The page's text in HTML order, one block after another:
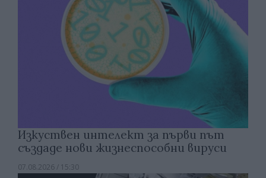
Изкуствен интелект за първи път
създаде нови жизнеспособни вируси
07.08.2026 / 15:30